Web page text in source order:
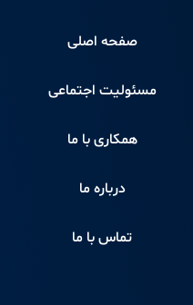
صفحه اصلی
مسئولیت اجتماعی
همکاری با ما
درباره ما
تماس با ما